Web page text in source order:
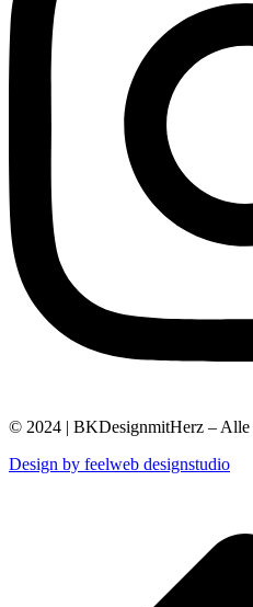
© 2024 | BKDesignmitHerz – Alle
Design by feelweb designstudio